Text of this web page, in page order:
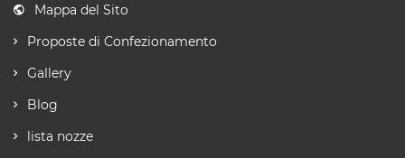
Mappa del Sito
Proposte di Confezionamento
Gallery
Blog
lista nozze